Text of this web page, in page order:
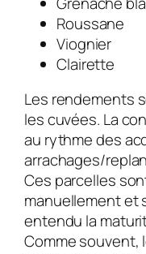
Roussane
Viognier
Clairette
Les rendements
les cuvées. La
au rythme des
arrachages/
Ces parcelles
manuellement et
entendu la
Comme souvent,